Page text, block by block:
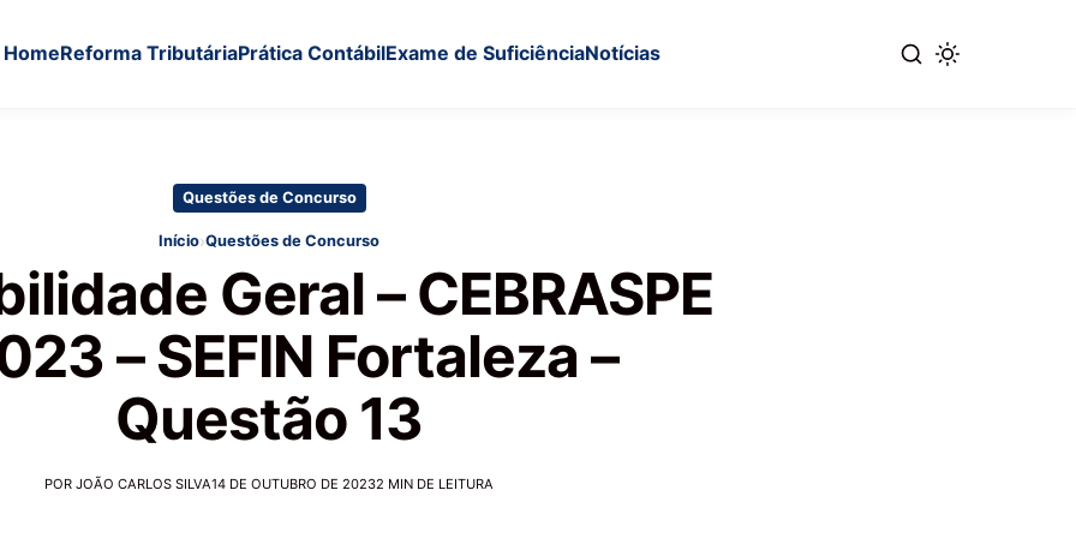
HomeReforma TributáriaPrática ContábilExame de SuficiênciaNotícias
Questões de Concurso
Início›Questões de Concurso
Geral – CEBRASPE
– SEFIN Fortaleza –
Questão 13
POR JOÃO CARLOS SILVA14 DE OUTUBRO DE 20232 MIN DE LEITURA